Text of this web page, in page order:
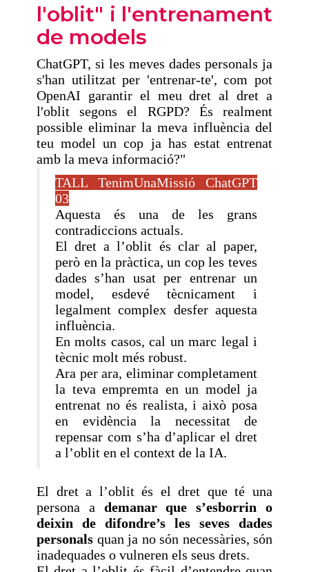
l'oblit" i l'entrenament
de models
ChatGPT, si les meves dades personals ja
s'han utilitzat per 'entrenar-te', com pot
OpenAI garantir el meu dret al dret a
l'oblit segons el RGPD? És realment
possible eliminar la meva influència del
teu model un cop ja has estat entrenat
amb la meva informació?"
TALL TenimUnaMissió ChatGPT
03
Aquesta és una de les grans
contradiccions actuals.
El dret a l’oblit és clar al paper,
però en la pràctica, un cop les teves
dades s’han usat per entrenar un
model, esdevé tècnicament i
legalment complex desfer aquesta
influència.
En molts casos, cal un marc legal i
tècnic molt més robust.
Ara per ara, eliminar completament
la teva empremta en un model ja
entrenat no és realista, i això posa
en evidència la necessitat de
repensar com s’ha d’aplicar el dret
a l’oblit en el context de la IA.
El dret a l’oblit és el dret que té una
persona a demanar que s’esborrin o
deixin de difondre’s les seves dades
personals quan ja no són necessàries, són
inadequades o vulneren els seus drets.